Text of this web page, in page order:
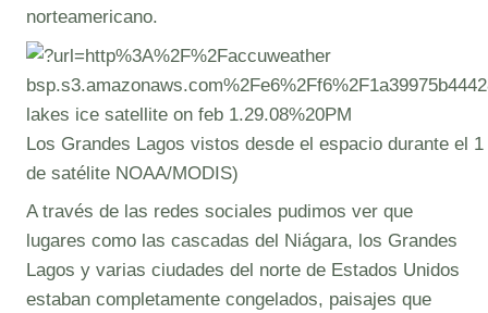
norteamericano.
Los Grandes Lagos vistos desde el espacio durante el
de satélite NOAA/MODIS)
A través de las redes sociales pudimos ver que
lugares como las cascadas del Niágara, los Grandes
Lagos y varias ciudades del norte de Estados Unidos
estaban completamente congelados, paisajes que